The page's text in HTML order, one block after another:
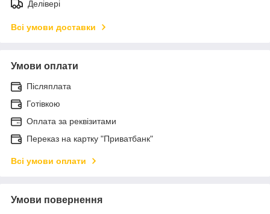
Делівері
Всі умови доставки
Умови оплати
Післяплата
Готівкою
Оплата за реквізитами
Переказ на картку "Приватбанк"
Всі умови оплати
Умови повернення